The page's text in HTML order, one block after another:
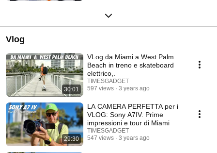
Vlog
30:01
VLog da Miami a West Palm
Beach in treno e skateboard
elettrico,.
TIMESGADGET
597 views
3 years ago
29:30
LA CAMERA PERFETTA per i
VLOG: Sony A7IV. Prime
impressioni e tour di Miami
TIMESGADGET
547 views
3 years ago